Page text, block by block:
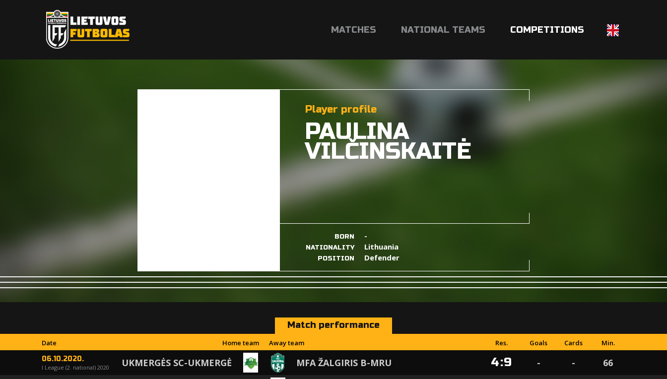
MATCHES NATIONAL TEAMS COMPETITIONS
Player profile
PAULINA
VILČINSKAITĖ
BORN -
NATIONALITY Lithuania
POSITION Defender
Match performance
Date Home team Away team Res. Goals Cards Min.
06.10.2020.
I League (2. national) 2020 UKMERGĖS SC-UKMERGĖ MFA ŽALGIRIS B-MRU 4:9 - - 66